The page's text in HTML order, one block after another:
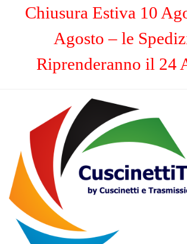
Chiusura Estiva 10
Agosto – le
Riprenderanno il 24